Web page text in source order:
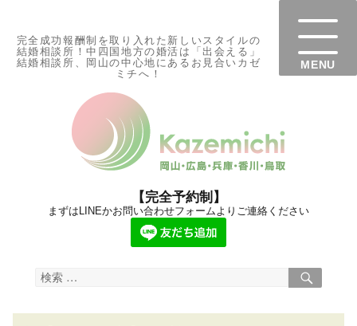
完全成功報酬制を取り入れた新しいスタイルの
結婚相談所！中四国地方の婚活は「出会える」
結婚相談所、岡山の中心地にあるお見合いカゼ
ミチへ！
【完全予約制】
まずはLINEかお問い合わせフォームよりご連絡ください
検
対
索